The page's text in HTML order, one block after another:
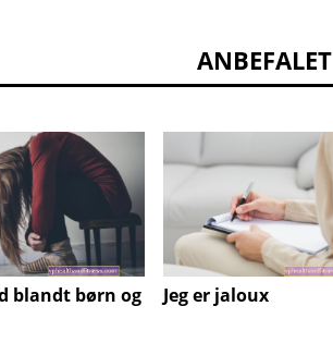
ANBEFALET
blandt børn og
Jeg er jaloux